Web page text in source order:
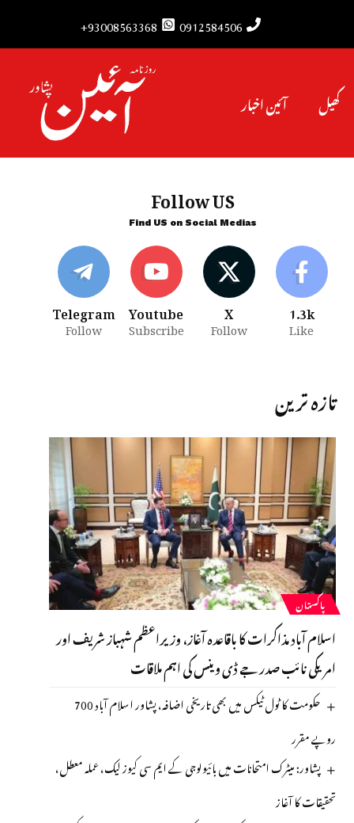
0912584506
93008563368+
کھیل آئین اخبار
Follow US
Find US on Social Medias
1.3k
Like
X
Follow
Youtube
Subscribe
Telegram
Follow
تازہ ترین
پاکستان
اسلام آباد مذاکرات کا باقاعدہ آغاز، وزیراعظم شہباز شریف اور
امریکی نائب صدر جے ڈی وینس کی اہم ملاقات
حکومت کا ٹول ٹیکس میں بھی تاریخی اضافہ، پشاور اسلام آباد 700
روپے مقرر
پشاور: میٹرک امتحانات میں بائیولوجی کے ایم سی کیوز لیک، عملہ معطل،
تحقیقات کا آغاز